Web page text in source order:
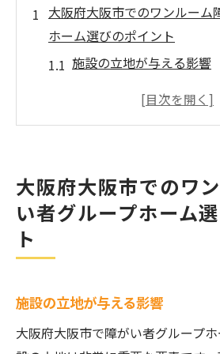
大阪府大阪市でのワンルーム
ホーム選びのポイント
施設の立地が与える影響
利用者のニーズに応じた
見学時に確認すべきチェ
快適な都市生活を可能にする
周辺の環境とアクセスの利
コミュニティ活動の重要
大阪府大阪市でのワ
い者グループホーム
ト
施設の立地が与える影響
大阪府大阪市で障がい者グループ